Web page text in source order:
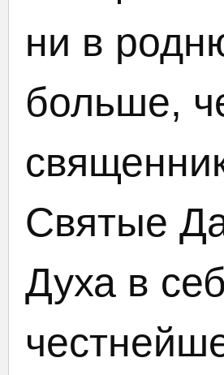
ни в
больше,
Святые
Духа в